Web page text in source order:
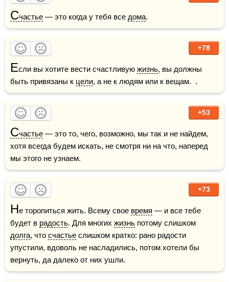
Счастье — это когда у тебя все дома.
+78
Если вы хотите вести счастливую жизнь, вы должны
быть привязаны к цели, а не к людям или к вещам.  .
+53
Счастье — это то, чего, возможно, мы так и не найдем,
хотя всегда будем искать, не смотря ни на что, наперед
мы этого не узнаем.
+73
Не торопиться жить. Всему свое время — и все тебе
будет в радость. Для многих жизнь
долга, что счастье слишком кратко: рано радости
упустили, вдоволь не насладились, потом хотели бы
вернуть, да далеко от них ушли.